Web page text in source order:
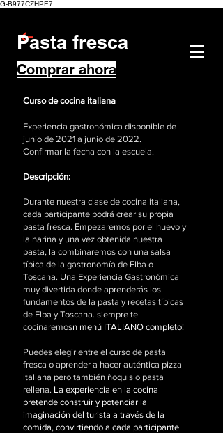
G-B977CZHPE7
Pasta fresca
Comprar ahora
Curso de cocina italiana
Experiencia gastronómica disponible de
junio de 2021 a junio de 2022.
Confirmar la fecha con la escuela.
Descripción:
Durante nuestra clase de cocina italiana,
cada participante podrá crear su propia
pasta fresca. Empezaremos por el huevo y
la harina y una vez obtenida nuestra
pasta, la combinaremos con una salsa
típica de la gastronomía de Elba o
Toscana. Una Experiencia Gastronómica
muy divertida donde aprenderás los
fundamentos de la pasta y recetas típicas
de Elba y Toscana. siempre te
cocinaremosn menú ITALIANO completo!
Puedes elegir entre el curso de pasta
fresca o aprender a hacer auténtica pizza
italiana pero también ñoquis o pasta
rellena. La experiencia en la cocina
pretende construir y potenciar la
imaginación del turista a través de la
comida, convirtiendo a cada participante